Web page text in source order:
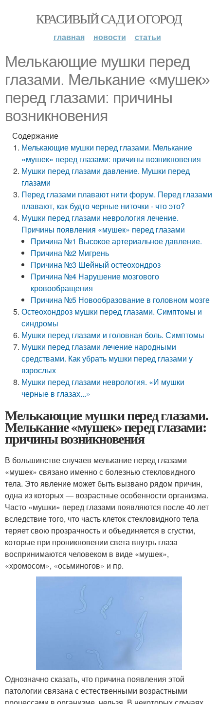
КРАСИВЫЙ САД И ОГОРОД
главная новости статьи
Мелькающие мушки перед
глазами. Мелькание «мушек»
перед глазами: причины
возникновения
Содержание
Мелькающие мушки перед глазами. Мелькание
«мушек» перед глазами: причины возникновения
Мушки перед глазами давление. Мушки перед
глазами
Перед глазами плавают нити форум. Перед глазами
плавают, как будто черные ниточки - что это?
Мушки перед глазами неврология лечение.
Причины появления «мушек» перед глазами
Причина №1 Высокое артериальное давление.
Причина №2 Мигрень
Причина №3 Шейный остеохондроз
Причина №4 Нарушение мозгового
кровообращения
Причина №5 Новообразование в головном мозге
Остеохондроз мушки перед глазами. Симптомы и
синдромы
Мушки перед глазами и головная боль. Симптомы
Мушки перед глазами лечение народными
средствами. Как убрать мушки перед глазами у
взрослых
Мушки перед глазами неврология. «И мушки
черные в глазах...»
Мелькающие мушки перед глазами.
Мелькание «мушек» перед глазами:
причины возникновения
В большинстве случаев мелькание перед глазами
«мушек» связано именно с болезнью стекловидного
тела. Это явление может быть вызвано рядом причин,
одна из которых — возрастные особенности организма.
Часто «мушки» перед глазами появляются после 40 лет
вследствие того, что часть клеток стекловидного тела
теряет свою прозрачность и объединяется в сгустки,
которые при проникновении света внутрь глаза
воспринимаются человеком в виде «мушек»,
«хромосом», «осьминогов» и пр.
Однозначно сказать, что причина появления этой
патологии связана с естественными возрастными